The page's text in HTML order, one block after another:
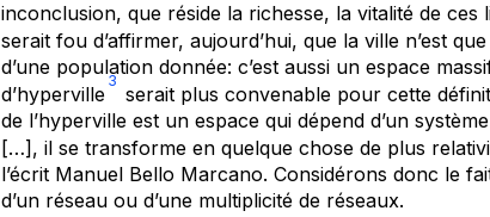
inconclusion, que réside la richesse, la vitalité de
serait fou d’affirmer, aujourd’hui, que la ville n’est
d’une population donnée: c’est aussi un espace
d’hyperville
3
serait plus convenable pour cette
de l’hyperville est un espace qui dépend d’un
[…], il se transforme en quelque chose de plus
l’écrit Manuel Bello Marcano. Considérons donc le
d’un réseau ou d’une multiplicité de réseaux.